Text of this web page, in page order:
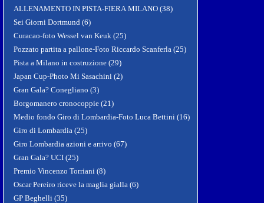
ALLENAMENTO IN PISTA-FIERA MILANO (38)
Sei Giorni Dortmund (6)
Curacao-foto Wessel van Keuk (25)
Pozzato partita a pallone-Foto Riccardo Scanferla (25)
Pista a Milano in costruzione (29)
Japan Cup-Photo Mi Sasachini (2)
Gran Gala? Conegliano (3)
Borgomanero cronocoppie (21)
Medio fondo Giro di Lombardia-Foto Luca Bettini (16)
Giro di Lombardia (25)
Giro Lombardia azioni e arrivo (67)
Gran Gala? UCI (25)
Premio Vincenzo Torriani (8)
Oscar Pereiro riceve la maglia gialla (6)
GP Beghelli (35)